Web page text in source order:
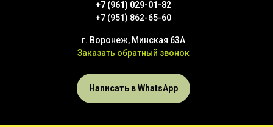
+7 (961) 029-01-82
+7 (951) 862-65-60
г. Воронеж, Минская 63А
Заказать обратный звонок
Написать в WhatsApp